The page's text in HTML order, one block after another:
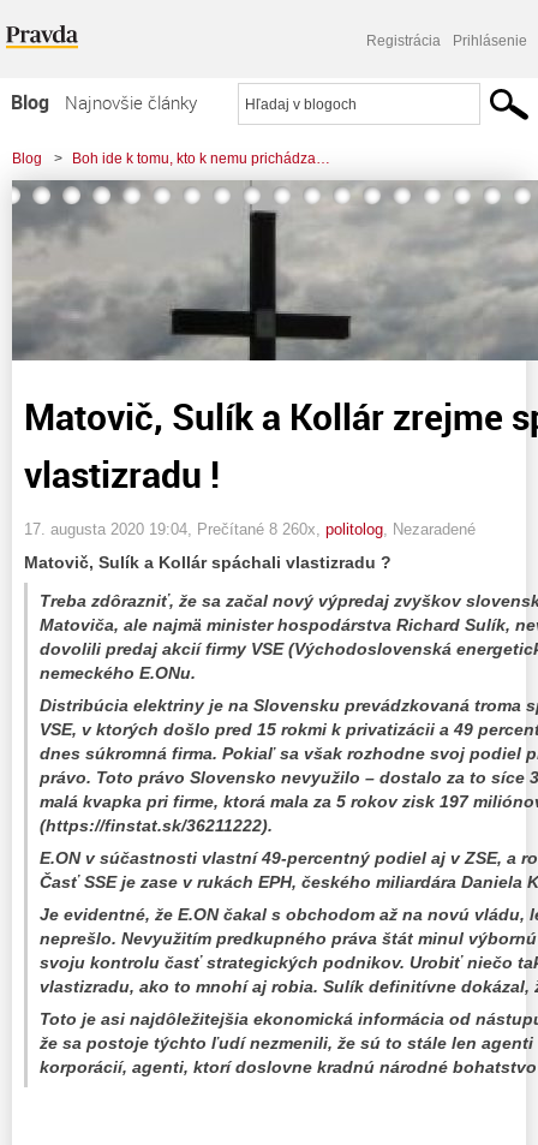
Registrácia Prihlásenie
Blog
Najnovšie články
Najčítanejšie články
Najkomentovanejšie články
Zoznam blogov
Komerčné blogy
Blog > Boh ide k tomu, kto k nemu prichádza…
> Matovič, Sulík a Kollár zrejme spáchali vlastizradu !
Matovič, Sulík a Kollár zrejme
vlastizradu !
17. augusta 2020 19:04 , Prečítané 8 260x, politolog Nezaradené
Matovič, Sulík a Kollár spáchali vlastizradu ?
Treba zdôrazniť, že sa začal nový výpredaj zvyškov
Matoviča, ale najmä minister hospodárstva Richard Sulík,
dovolili predaj akcií firmy VSE (Východoslovenská
nemeckého E.ONu.
Distribúcia elektriny je na Slovensku prevádzkovaná troma
VSE, v ktorých došlo pred 15 rokmi k privatizácii a 49
dnes súkromná firma. Pokiaľ sa však rozhodne svoj podiel
právo. Toto právo Slovensko nevyužilo – dostalo za to síce
malá kvapka pri firme, ktorá mala za 5 rokov zisk 197
(https://finstat.sk/36211222).
E.ON v súčastnosti vlastní 49-percentný podiel aj v ZSE, a
Časť SSE je zase v rukách EPH, českého miliardára Daniela
Je evidentné, že E.ON čakal s obchodom až na novú vládu,
neprešlo. Nevyužitím predkupného práva štát minul
svoju kontrolu časť strategických podnikov. Urobiť niečo
vlastizradu, ako to mnohí aj robia. Sulík definitívne dokázal,
Toto je asi najdôležitejšia ekonomická informácia od
že sa postoje týchto ľudí nezmenili, že sú to stále len
korporácií, agenti, ktorí doslovne kradnú národné